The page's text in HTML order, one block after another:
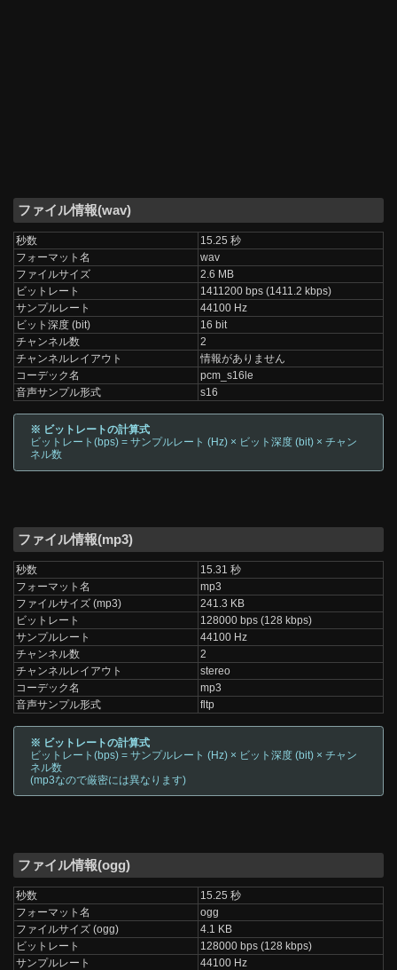
ファイル情報(wav)
秒数
15.25 秒
フォーマット名
wav
ファイルサイズ
2.6 MB
ビットレート
1411200 bps (1411.2 kbps)
サンプルレート
44100 Hz
ビット深度 (bit)
16 bit
チャンネル数
2
チャンネルレイアウト
情報がありません
コーデック名
pcm_s16le
音声サンプル形式
s16
※ ビットレートの計算式
ビットレート(bps) = サンプルレート (Hz) × ビット深度 (bit) × チャン
ネル数
ファイル情報(mp3)
秒数
15.31 秒
フォーマット名
mp3
ファイルサイズ (mp3)
241.3 KB
ビットレート
128000 bps (128 kbps)
サンプルレート
44100 Hz
チャンネル数
2
チャンネルレイアウト
stereo
コーデック名
mp3
音声サンプル形式
fltp
※ ビットレートの計算式
ビットレート(bps) = サンプルレート (Hz) × ビット深度 (bit) × チャン
ネル数
(mp3なので厳密には異なります)
ファイル情報(ogg)
秒数
15.25 秒
フォーマット名
ogg
ファイルサイズ (ogg)
4.1 KB
ビットレート
128000 bps (128 kbps)
サンプルレート
44100 Hz